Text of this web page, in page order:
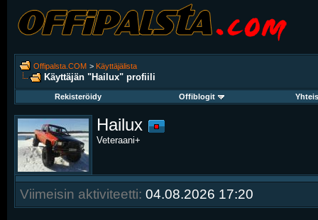
Offipalsta.COM > Käyttäjälista
Käyttäjän "Hailux" profiili
Rekisteröidy Offiblogit
Hailux
Veteraani+
Viimeisin aktiviteetti: 04.08.2026 17:20